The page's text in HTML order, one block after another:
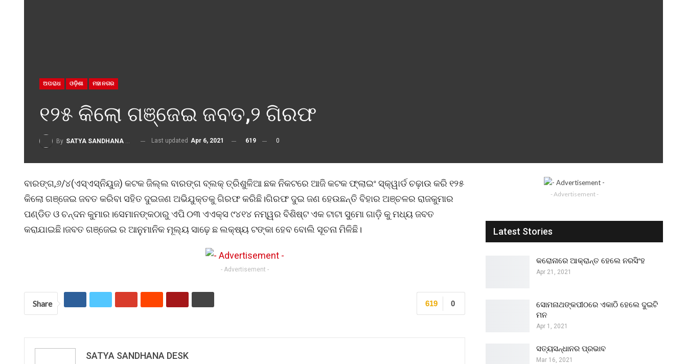
ଅପରାଧ ଓଡ଼ିଶା ମହାନଗର
୧୨୫ କିଲୋ ଗଞ୍ଜେଇ ଜବତ,୨ ଗିରଫ
By SATYA SANDHANA DESK Last updated Apr 6, 2021 619 0
ବାରଙ୍ଗ,୬/୪(ଏସ୍‌ଏସ୍‌ନିୟୁଜ) କଟକ ଜିଲ୍ଲ ବାରଙ୍ଗ ବ୍ଲକ୍ ତ୍ରିଶୁଳିଆ ଛକ ନିକଟରେ ଆଜି କଟକ ଫ୍ଲାଇଂ ସ୍କ୍ୱାର୍ଡ ଚଢ଼ାଉ କରି ୧୨୫
କିଲୋ ଗଞ୍ଜେଇ ଜବତ କରିବା ସହିତ ଦୁଇଜଣ ଅଭିଯୁକ୍ତକୁ ଗିରଫ କରିଛି।ଗିରଫ ଦୁଇ ଜଣ ହେଉଛନ୍ତି ବିହାର ଅଞ୍ଚଳର ରାଜକୁମାର
ପଣ୍ଡିତ ଓ ଚନ୍ଦନ କୁମାର।ସେମାନଙ୍କଠାରୁ ଏପି ୦୩ ଏଏକ୍ସ ୯୪୧୪ ନମ୍ୱର ବିଶିଷ୍ଟ ଏକ ଟାଟା ସୁମୋ ଗାଡ଼ି କୁ ମଧ୍ୟ ଜବତ
କରାଯାଇଛି।ଜବତ ଗଞ୍ଜେଇ ର ଆନୁମାନିକ ମୂଲ୍ୟ ସାଢ଼େ ଛ ଲକ୍ଷ୍ୟ ଟଙ୍କା ହେବ ବୋଲି ସୂଚନା ମିଳିଛି।
- Advertisement -
0
619
Share
SATYA SANDHANA DESK
- Advertisement -
Latest Stories
କରୋନାରେ ଆକ୍ରାନ୍ତ ହେଲେ ନରସିଂହ
Apr 21, 2021
ସୋମନାଥଙ୍କପୀଠରେ ଏକାଠି ହେଲେ ଦୁଇଟି
ମନ
Apr 1, 2021
ସତ୍ୟସନ୍ଧାନର ପ୍ରଭାବ
Mar 16, 2021